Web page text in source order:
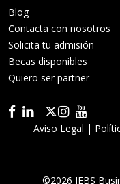
Blog
Contacta con nosotros
Solicita tu admisión
Becas disponibles
Quiero ser partner
Aviso Legal |
©2026 IEBS